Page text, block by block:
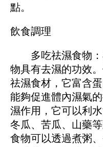
點。
飲食調理
多吃祛濕食物：
物具有去濕的功效
祛濕食材，它富含
能夠促進體內濕氣
濕作用，它可以利
冬瓜、苦瓜、山藥
食物可以透過煮粥